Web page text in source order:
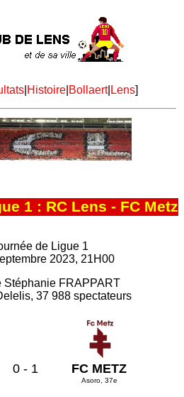
| Histoire| Bollaert| Lens]
1 : RC Lens - FC Metz
de Ligue 1
2023, 21H00
Stéphanie FRAPPART
37 988 spectateurs
0 - 1 FC METZ
Asoro, 37e